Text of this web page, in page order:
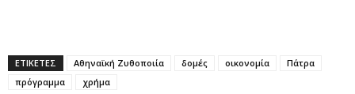
ΕΤΙΚΕΤΕΣ Αθηναϊκή Ζυθοποιία δομές οικονομία
Πάτρα
πρόγραμμα
χρήμα